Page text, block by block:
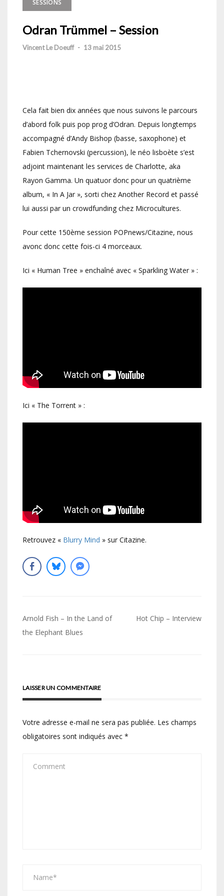
SESSIONS
Odran Trümmel – Session
Vincent Le Doeuff - 13 mai 2015
Cela fait bien dix années que nous suivons le parcours
d’abord folk puis pop prog d’Odran. Depuis longtemps
accompagné d’Andy Bishop (basse, saxophone) et
Fabien Tchernovski (percussion), le néo lisboète s’est
adjoint maintenant les services de Charlotte, aka
Rayon Gamma. Un quatuor donc pour un quatrième
album, « In A Jar », sorti chez Another Record et passé
lui aussi par un crowdfunding chez Microcultures.
Pour cette 150ème session POPnews/Citazine, nous
avonc donc cette fois-ci 4 morceaux.
Ici « Human Tree » enchaîné avec « Sparkling Water » :
Ici « The Torrent » :
Retrouvez « Blurry Mind » sur Citazine.
Navigation
de
Arnold Fish – In the Land of
the Elephant Blues
Hot Chip – Interview
LAISSER UN COMMENTAIRE
Votre adresse e-mail ne sera pas publiée. Les champs
obligatoires sont indiqués avec *